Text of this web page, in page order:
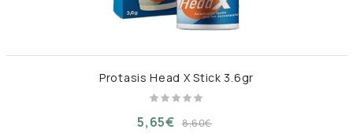
Protasis Head X Stick 3.6gr
5,65€ 8,60€